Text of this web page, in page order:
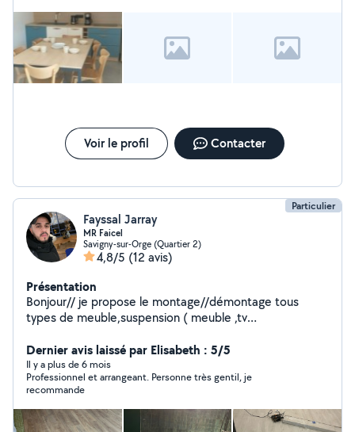
Voir le profil Contacter
Particulier
Fayssal Jarray
MR Faicel
Savigny-sur-Orge (Quartier 2)
4,8/5 (12 avis)
Présentation
Bonjour// je propose le montage//démontage tous
types de meuble,suspension ( meuble ,tv
carlage,réparation tout type de bricolage) disponible
7j/7, je me déplace sur Paris et banlieue jusqu'à 50klm
cordialement
Dernier avis laissé par Elisabeth : 5/5
Il y a plus de 6 mois
Professionnel et arrangeant. Personne très gentil, je
recommande